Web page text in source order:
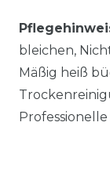
bleichen,
Mäßig heiß